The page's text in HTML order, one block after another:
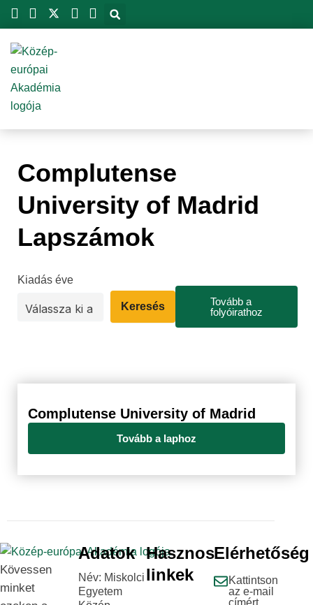
Skip
to
content
Complutense
University of Madrid
Lapszámok
Kiadás éve
Keresés
Tovább a
folyóirathoz
Complutense University of Madrid
Tovább a laphoz
Kövessen
minket
Adatok
Név: Miskolci
Egyetem
Hasznos
linkek
Elérhetőség
Kattintson
az e-mail
címért